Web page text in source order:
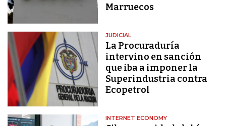
Marruecos
JUDICIAL
La Procuraduría
intervino en sanción
que iba a imponer la
Superindustria contra
Ecopetrol
INTERNET ECONOMY